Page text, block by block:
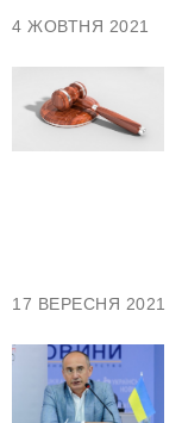
4 ЖОВТНЯ 2021
17 ВЕРЕСНЯ 2021